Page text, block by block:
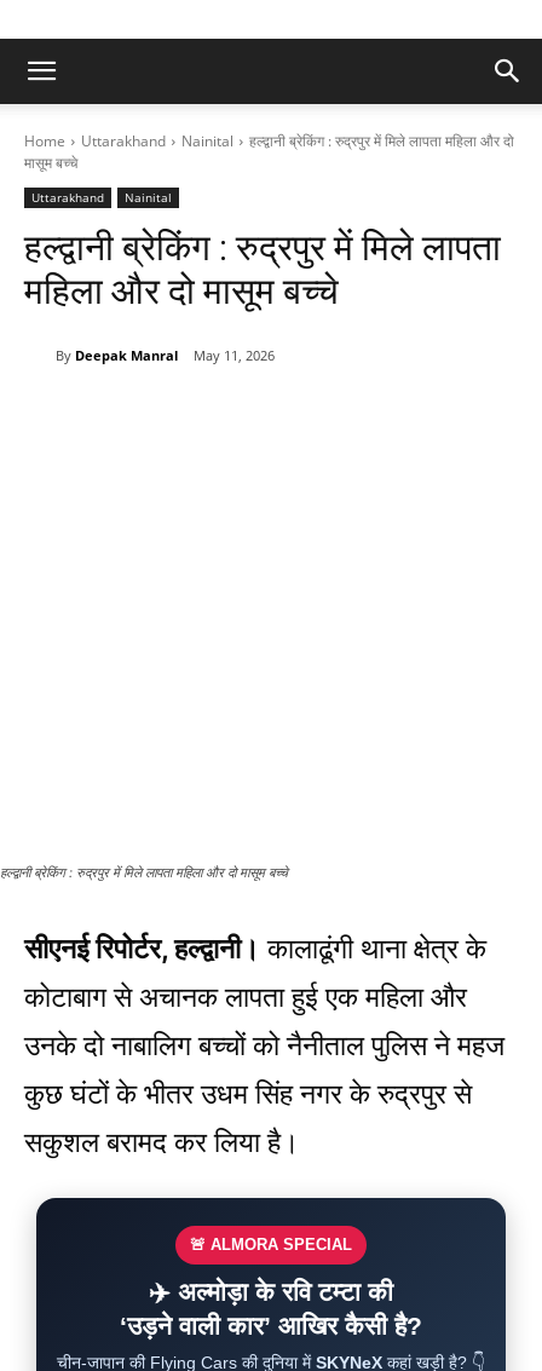
Home Uttarakhand Nainital
हल्द्वानी ब्रेकिंग : रुद्रपुर में मिले लापता महिला और दो
मासूम बच्चे
Uttarakhand Nainital
हल्द्वानी ब्रेकिंग : रुद्रपुर में मिले लापता
महिला और दो मासूम बच्चे
By Deepak Manral May 11, 2026
हल्द्वानी ब्रेकिंग : रुद्रपुर में मिले लापता महिला और दो मासूम बच्चे
सीएनई रिपोर्टर, हल्द्वानी। कालाढूंगी थाना क्षेत्र के
कोटाबाग से अचानक लापता हुई एक महिला और
उनके दो नाबालिग बच्चों को नैनीताल पुलिस ने महज
कुछ घंटों के भीतर उधम सिंह नगर के रुद्रपुर से
सकुशल बरामद कर लिया है।
🚨 ALMORA SPECIAL
✈️ अल्मोड़ा के रवि टम्टा की
‘उड़ने वाली कार’ आखिर कैसी है?
चीन-जापान की Flying Cars की दुनिया मेंSKYNeX कहां खड़ी है? 👇